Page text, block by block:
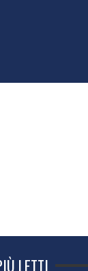
LETTI